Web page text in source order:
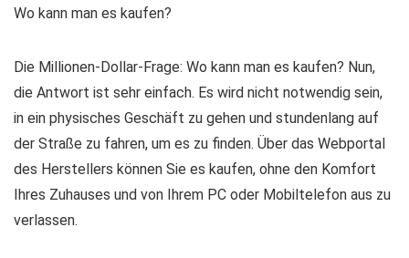
Wo kann man es kaufen?
Die Millionen-Dollar-Frage: Wo kann man es kaufen? Nun,
die Antwort ist sehr einfach. Es wird nicht notwendig sein,
in ein physisches Geschäft zu gehen und stundenlang auf
der Straße zu fahren, um es zu finden. Über das Webportal
des Herstellers können Sie es kaufen, ohne den Komfort
Ihres Zuhauses und von Ihrem PC oder Mobiltelefon aus zu
verlassen.